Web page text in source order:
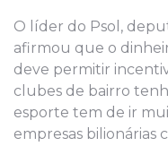
O líder do Psol,
afirmou que o
deve permitir
clubes de bairro
esporte tem de ir
empresas bilionárias